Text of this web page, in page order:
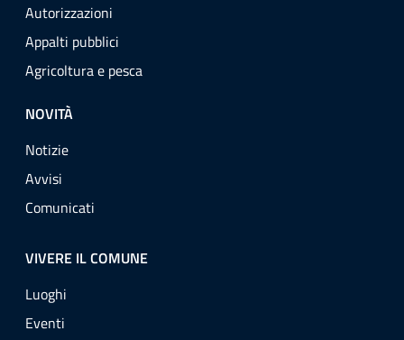
Autorizzazioni
Appalti pubblici
Agricoltura e pesca
NOVITÀ
Notizie
Avvisi
Comunicati
VIVERE IL COMUNE
Luoghi
Eventi